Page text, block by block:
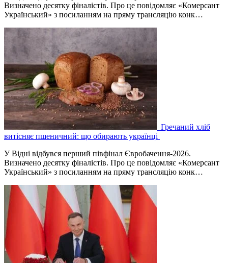
Визначено десятку фіналістів. Про це повідомляє «Комерсант
Український» з посиланням на пряму трансляцію конк…
Гречаний хліб
витісняє пшеничний: що обирають українці
У Відні відбувся перший півфінал Євробачення-2026.
Визначено десятку фіналістів. Про це повідомляє «Комерсант
Український» з посиланням на пряму трансляцію конк…